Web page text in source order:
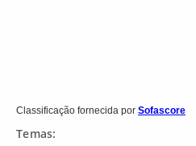
Classificação fornecida por Sofascore
Temas: